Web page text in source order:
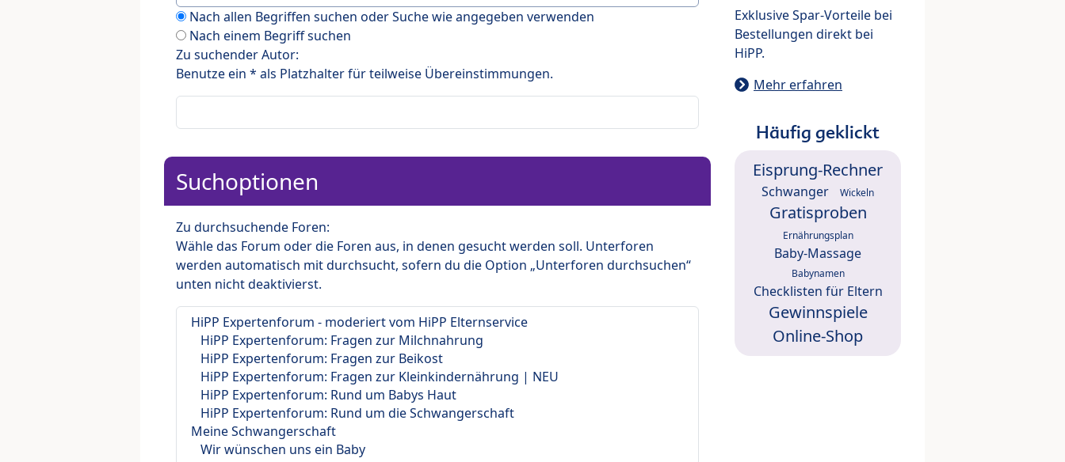
Nach allen Begriffen suchen oder Suche wie angegeben verwenden
Nach einem Begriff suchen
Zu suchender Autor:
Benutze ein * als Platzhalter für teilweise Übereinstimmungen.
Suchoptionen
Zu durchsuchende Foren:
Wähle das Forum oder die Foren aus, in denen gesucht werden soll. Unterforen
werden automatisch mit durchsucht, sofern du die Option „Unterforen durchsuchen“
unten nicht deaktivierst.
Exklusive Spar-Vorteile bei
Bestellungen direkt bei
HiPP.
Mehr erfahren
Häufig geklickt
Eisprung-Rechner
Schwanger Wickeln
Gratisproben
Ernährungsplan
Baby-Massage
Babynamen
Checklisten für Eltern
Gewinnspiele
Online-Shop